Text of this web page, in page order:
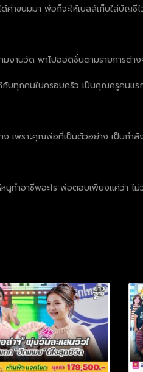
าขนมมา พ่อก็จะให้เบลล์เก็บใส่บัญชี
นวัด พาไปออดิชั่นตามรายการต่างๆ
กับทุกคนในครอบครัว เป็นคุณครูคนแ
เพราะคุณพ่อที่เป็นตัวอย่าง เป็นกำ
าชีพอะไร พ่อตอบเพียงแค่ว่า ไม่ว่า